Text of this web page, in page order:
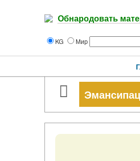
Обнародовать
KG Мир